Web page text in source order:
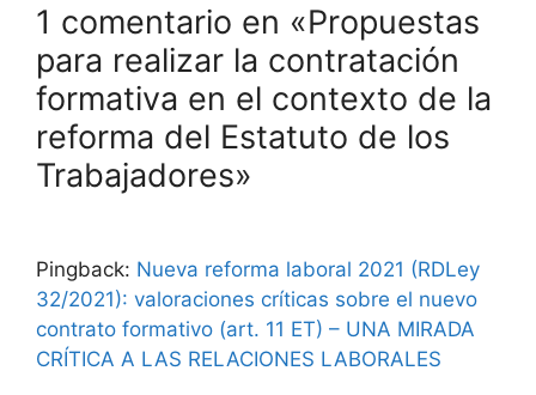
1 comentario en «Propuestas
para realizar la contratación
formativa en el contexto de la
reforma del Estatuto de los
Trabajadores»
Pingback: Nueva reforma laboral 2021 (RDLey
32/2021): valoraciones críticas sobre el nuevo
contrato formativo (art. 11 ET) – UNA MIRADA
CRÍTICA A LAS RELACIONES LABORALES